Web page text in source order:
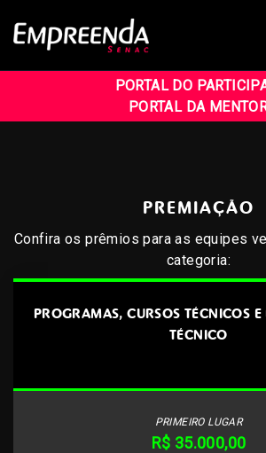
PORTAL DO
PORTAL DA
PREMIAÇÃO
Confira os prêmios para as equipes
categoria:
PROGRAMAS, CURSOS TÉCNICOS
TÉCNICO
PRIMEIRO LUGAR
R$ 35.000,00